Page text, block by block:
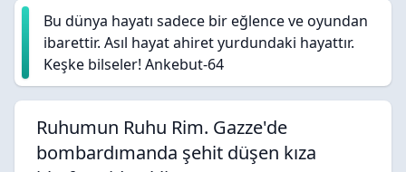
Bu dünya hayatı sadece bir eğlence ve oyundan
ibarettir. Asıl hayat ahiret yurdundaki hayattır.
Keşke bilseler! Ankebut-64
Ruhumun Ruhu Rim. Gazze'de
bombardımanda şehit düşen kıza